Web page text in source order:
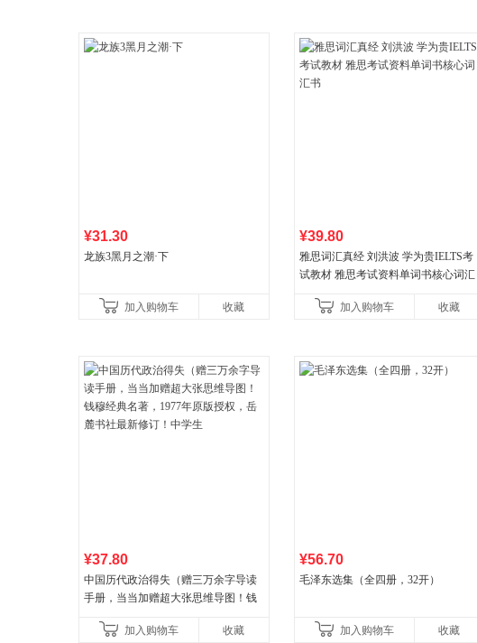
¥31.30
龙族3黑月之潮·下
加入购物车 收藏
¥39.80
雅思词汇真经 刘洪波 学为贵IELTS考
试教材 雅思考试资料单词书核心词汇
加入购物车
收藏
¥37.80
中国历代政治得失（赠三万余字导读
手册，当当加赠超大张思维导图！钱
书社最新修订！中学生
加入购物车 收藏
¥56.70
毛泽东选集（全四册，32开）
加入购物车 收藏